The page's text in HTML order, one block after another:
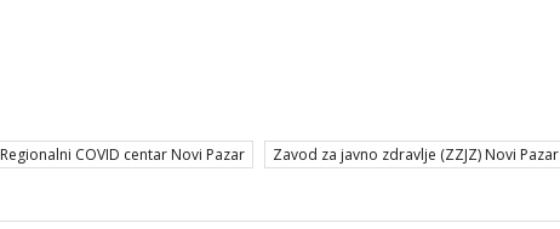
Regionalni COVID centar Novi Pazar Zavod za javno zdravlje (ZZJZ) Novi Pazar